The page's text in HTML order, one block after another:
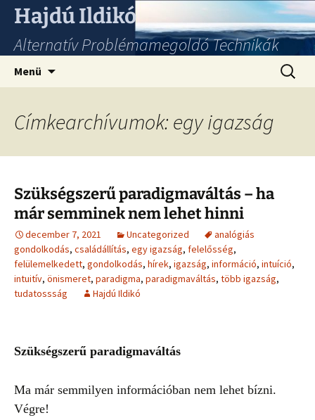
Hajdú Ildikó
Alternatív Problémamegoldó Technikák
Menü
Címkearchívumok: egy igazság
Szükségszerű paradigmaváltás – ha
már semminek nem lehet hinni
december 7, 2021 Uncategorized
analógiás
gondolkodás, családállítás, egy igazság, felelősség,
felülemelkedett, gondolkodás, hírek, igazság, információ, intuíció,
intuitív, önismeret, paradigma, paradigmaváltás, több igazság,
tudatossság
Hajdú Ildikó
Szükségszerű paradigmaváltás
Ma már semmilyen információban nem lehet bízni.
Végre!